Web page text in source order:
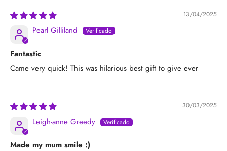
13/04/2025
Pearl Gilliland
Fantastic
Came very quick! This was hilarious best gift to give ever
30/03/2025
Leigh-anne Greedy
Made my mum smile :)